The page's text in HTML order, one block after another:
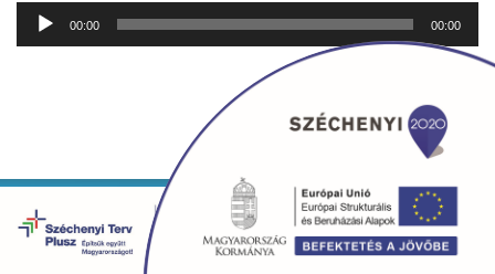
Audió
lejátszó
00:00 00:00
Copyright © 2026 uszod.hu Minden jog fenntartva. •
Készítette:fridrik.me